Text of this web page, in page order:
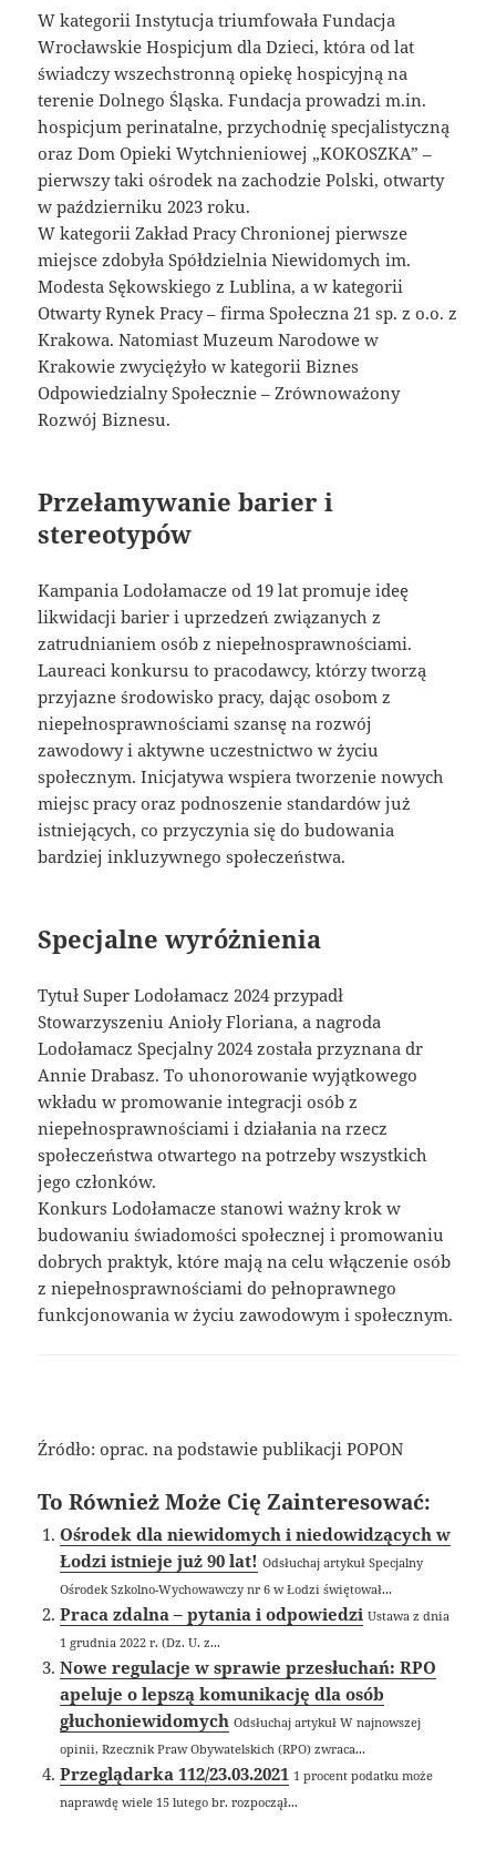
W kategorii Instytucja triumfowała Fundacja
Wrocławskie Hospicjum dla Dzieci, która od lat
świadczy wszechstronną opiekę hospicyjną na
terenie Dolnego Śląska. Fundacja prowadzi m.in.
hospicjum perinatalne, przychodnię specjalistyczną
oraz Dom Opieki Wytchnieniowej „KOKOSZKA” –
pierwszy taki ośrodek na zachodzie Polski, otwarty
w październiku 2023 roku.
W kategorii Zakład Pracy Chronionej pierwsze
miejsce zdobyła Spółdzielnia Niewidomych im.
Modesta Sękowskiego z Lublina, a w kategorii
Otwarty Rynek Pracy – firma Społeczna 21 sp. z o.o. z
Krakowa. Natomiast Muzeum Narodowe w
Krakowie zwyciężyło w kategorii Biznes
Odpowiedzialny Społecznie – Zrównoważony
Rozwój Biznesu.
Przełamywanie barier i
stereotypów
Kampania Lodołamacze od 19 lat promuje ideę
likwidacji barier i uprzedzeń związanych z
zatrudnianiem osób z niepełnosprawnościami.
Laureaci konkursu to pracodawcy, którzy tworzą
przyjazne środowisko pracy, dając osobom z
niepełnosprawnościami szansę na rozwój
zawodowy i aktywne uczestnictwo w życiu
społecznym. Inicjatywa wspiera tworzenie nowych
miejsc pracy oraz podnoszenie standardów już
istniejących, co przyczynia się do budowania
bardziej inkluzywnego społeczeństwa.
Specjalne wyróżnienia
Tytuł Super Lodołamacz 2024 przypadł
Stowarzyszeniu Anioły Floriana, a nagroda
Lodołamacz Specjalny 2024 została przyznana dr
Annie Drabasz. To uhonorowanie wyjątkowego
wkładu w promowanie integracji osób z
niepełnosprawnościami i działania na rzecz
społeczeństwa otwartego na potrzeby wszystkich
jego członków.
Konkurs Lodołamacze stanowi ważny krok w
budowaniu świadomości społecznej i promowaniu
dobrych praktyk, które mają na celu włączenie osób
z niepełnosprawnościami do pełnoprawnego
funkcjonowania w życiu zawodowym i społecznym.
Źródło: oprac. na podstawie publikacji POPON
To Również Może Cię Zainteresować:
Ośrodek dla niewidomych i niedowidzących w
Łodzi istnieje już 90 lat! Odsłuchaj artykuł Specjalny
Ośrodek Szkolno-Wychowawczy nr 6 w Łodzi świętował...
Praca zdalna – pytania i odpowiedzi Ustawa z dnia
1 grudnia 2022 r. (Dz. U. z...
Nowe regulacje w sprawie przesłuchań: RPO
apeluje o lepszą komunikację dla osób
głuchoniewidomych Odsłuchaj artykuł W najnowszej
opinii, Rzecznik Praw Obywatelskich (RPO) zwraca...
Przeglądarka 112/23.03.2021 1 procent podatku może
naprawdę wiele 15 lutego br. rozpoczął...